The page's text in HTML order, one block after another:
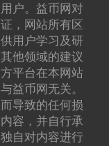
户。益币网对
，网站所有区
用户学习及研
他领域的建议
平台在本网站
益币网无关。
导致的任何损
容，并自行承
自对内容进行